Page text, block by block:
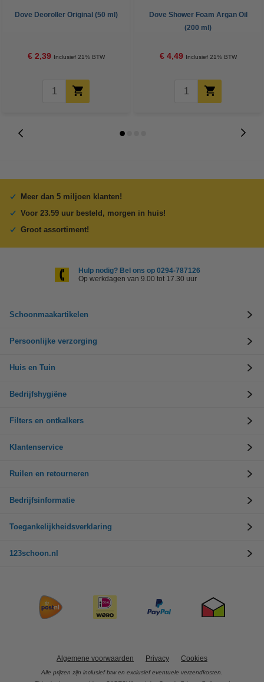
Dove Deoroller Original (50 ml)
€ 2,39 Inclusief 21% BTW
Dove Shower Foam Argan Oil
(200 ml)
€ 4,49 Inclusief 21% BTW
Meer dan 5 miljoen klanten!
Voor 23.59 uur besteld, morgen in huis!
Groot assortiment!
Hulp nodig? Bel ons op 0294-787126
Op werkdagen van 9.00 tot 17.30 uur
Schoonmaakartikelen
Persoonlijke verzorging
Huis en Tuin
Bedrijfshygiëne
Filters en ontkalkers
Klantenservice
Ruilen en retourneren
Bedrijfsinformatie
Toegankelijkheidsverklaring
123schoon.nl
Algemene voorwaarden Privacy Cookies
Alle prijzen zijn inclusief btw en exclusief eventuele verzendkosten.